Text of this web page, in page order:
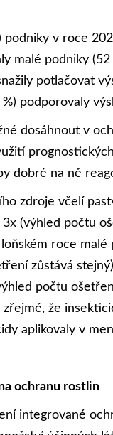
podniky v roce
malé podniky
potlačovat
podporovaly
dosáhnout v
dobré na ně
zdroje včelí
(výhled počtu
roce
zůstává
počtu
že
aplikovaly v
ochranu rostlin
integrované